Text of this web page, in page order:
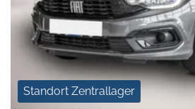
Standort Zentrallager